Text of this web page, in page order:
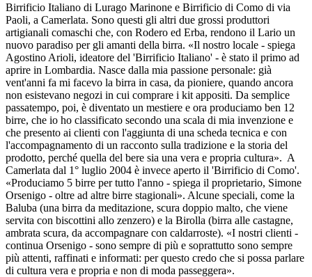
Birrificio Italiano di Lurago Marinone e Birrificio di Como di via
Paoli, a Camerlata. Sono questi gli altri due grossi produttori
artigianali comaschi che, con Rodero ed Erba, rendono il Lario un
nuovo paradiso per gli amanti della birra. «Il nostro locale - spiega
Agostino Arioli, ideatore del 'Birrificio Italiano' - è stato il primo ad
aprire in Lombardia. Nasce dalla mia passione personale: già
vent'anni fa mi facevo la birra in casa, da pioniere, quando ancora
non esistevano negozi in cui comprare i kit appositi. Da semplice
passatempo, poi, è diventato un mestiere e ora produciamo ben 12
birre, che io ho classificato secondo una scala di mia invenzione e
che presento ai clienti con l'aggiunta di una scheda tecnica e con
l'accompagnamento di un racconto sulla tradizione e la storia del
prodotto, perché quella del bere sia una vera e propria cultura». A
Camerlata dal 1° luglio 2004 è invece aperto il 'Birrificio di Como'.
«Produciamo 5 birre per tutto l'anno - spiega il proprietario, Simone
Orsenigo - oltre ad altre birre stagionali». Alcune speciali, come la
Baluba (una birra da meditazione, scura doppio malto, che viene
servita con biscottini allo zenzero) e la Birolla (birra alle castagne,
ambrata scura, da accompagnare con caldarroste). «I nostri clienti -
continua Orsenigo - sono sempre di più e soprattutto sono sempre
più attenti, raffinati e informati: per questo credo che si possa parlare
di cultura vera e propria e non di moda passeggera».